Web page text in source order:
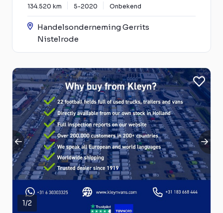
134.520 km 5-2020 Onbekend
Handelsonderneming Gerrits
Nistelrode
1/2